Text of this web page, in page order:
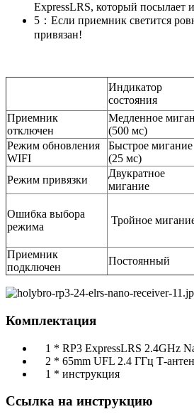
ExpressLRS, который посылает
5：Если приемник светится
привязан!
Индикатор
состояния
Приемник
отключен
Медленное
(500 мс)
Режим обновления
WIFI
Быстрое мигание
(25 мс)
Режим привязки
Двукратное
мигание
Ошибка выбора
режима
Тройное
Приемник
подключен
Постоянный
Комплектация
1 * RP3 ExpressLRS 2.4GHz
2 * 65mm UFL 2.4 ГГц Т-
1 * инструкция
Ссылка на инструкцию